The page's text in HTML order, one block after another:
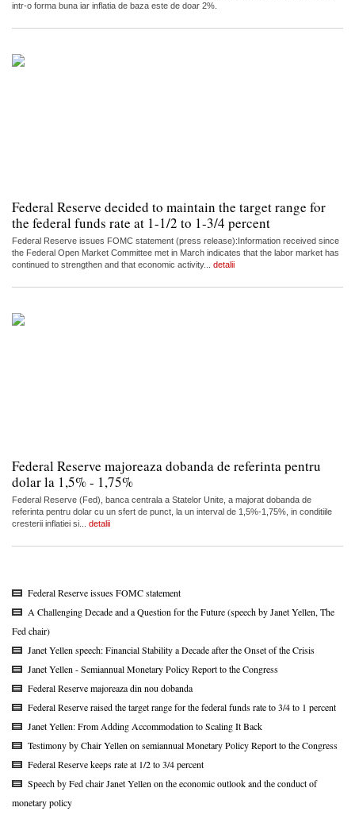
intr-o forma buna iar inflatia de baza este de doar 2%.
Federal Reserve decided to maintain the target range for
the federal funds rate at 1-1/2 to 1-3/4 percent
Federal Reserve issues FOMC statement (press release):Information received since
the Federal Open Market Committee met in March indicates that the labor market has
continued to strengthen and that economic activity... detalii
Federal Reserve majoreaza dobanda de referinta pentru
dolar la 1,5% - 1,75%
Federal Reserve (Fed), banca centrala a Statelor Unite, a majorat dobanda de
referinta pentru dolar cu un sfert de punct, la un interval de 1,5%-1,75%, in conditiile
cresterii inflatiei si... detalii
Federal Reserve issues FOMC statement
A Challenging Decade and a Question for the Future (speech by Janet Yellen, The
Fed chair)
Janet Yellen speech: Financial Stability a Decade after the Onset of the Crisis
Janet Yellen - Semiannual Monetary Policy Report to the Congress
Federal Reserve majoreaza din nou dobanda
Federal Reserve raised the target range for the federal funds rate to 3/4 to 1 percent
Janet Yellen: From Adding Accommodation to Scaling It Back
Testimony by Chair Yellen on semiannual Monetary Policy Report to the Congress
Federal Reserve keeps rate at 1/2 to 3/4 percent
Speech by Fed chair Janet Yellen on the economic outlook and the conduct of
monetary policy